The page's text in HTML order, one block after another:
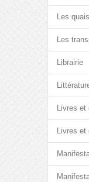
Les
Les
Librairie
Livres et
Livres et